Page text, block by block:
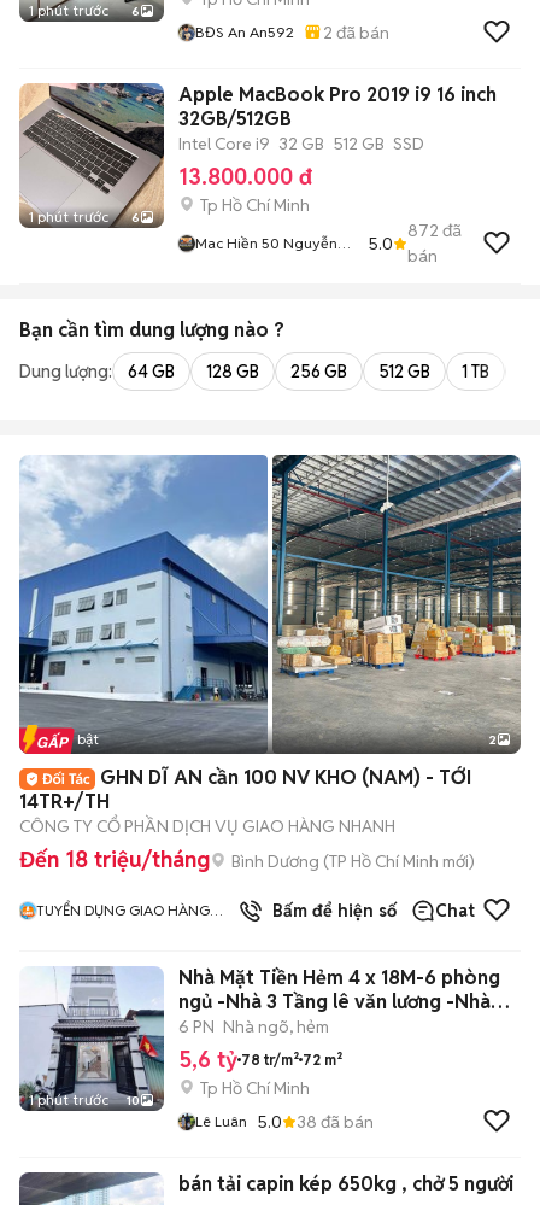
1 phút trước 6
BĐS An An592 2 đã bán
1 phút trước 6
Apple MacBook Pro 2019 i9 16 inch
32GB/512GB
Intel Core i9 32 GB 512 GB SSD
13.800.000 đ
Tp Hồ Chí Minh
Mac Hiền 50 Nguyễn
5.0
872 đã
bán
Bạn cần tìm dung lượng nào ?
Dung lượng: 64 GB 128 GB 256 GB 512 GB 1 TB
Tin nổi bật 2
GHN DĨ AN cần 100 NV KHO (NAM) - TỚI
14TR+/TH
CÔNG TY CỔ PHẦN DỊCH VỤ GIAO HÀNG NHANH
Đến 18 triệu/tháng Bình Dương (TP Hồ Chí Minh mới)
TUYỂN DỤNG GIAO HÀNG
Bấm để hiện số Chat
1 phút trước 10
Nhà Mặt Tiền Hẻm 4 x 18M-6 phòng
ngủ -Nhà 3 Tầng lê văn lương -Nhà
Bè.
6 PN Nhà ngõ, hẻm
5,6 tỷ 78 tr/m² 72 m²
Tp Hồ Chí Minh
Lê Luân 5.0 38 đã bán
bán tải capin kép 650kg , chở 5 người